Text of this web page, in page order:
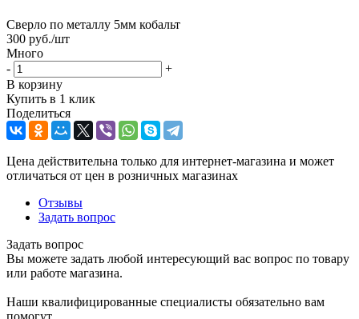
Сверло по металлу 5мм кобальт
300 руб./шт
Много
-
+
В корзину
Купить в 1 клик
Поделиться
Цена действительна только для интернет-магазина и может
отличаться от цен в розничных магазинах
Отзывы
Задать вопрос
Задать вопрос
Вы можете задать любой интересующий вас вопрос по товару
или работе магазина.
Наши квалифицированные специалисты обязательно вам
помогут.